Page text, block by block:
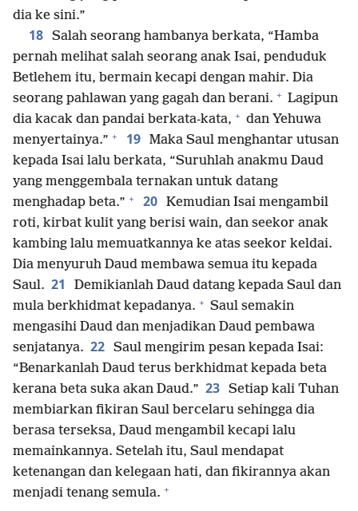
dia ke sini.”
18 Salah seorang hambanya berkata, “Hamba
pernah melihat salah seorang anak Isai, penduduk
Betlehem itu, bermain kecapi dengan mahir. Dia
seorang pahlawan yang gagah dan berani. + Lagipun
dia kacak dan pandai berkata-kata, + dan Yehuwa
menyertainya.” + 19 Maka Saul menghantar utusan
kepada Isai lalu berkata, “Suruhlah anakmu Daud
yang menggembala ternakan untuk datang
menghadap beta.” + 20 Kemudian Isai mengambil
roti, kirbat kulit yang berisi wain, dan seekor anak
kambing lalu memuatkannya ke atas seekor keldai.
Dia menyuruh Daud membawa semua itu kepada
Saul. 21
Demikianlah Daud datang kepada Saul dan
mula berkhidmat kepadanya. + Saul semakin
mengasihi Daud dan menjadikan Daud pembawa
senjatanya. 22 Saul mengirim pesan kepada Isai:
“Benarkanlah Daud terus berkhidmat kepada beta
kerana beta suka akan Daud.” 23 Setiap kali Tuhan
membiarkan fikiran Saul bercelaru sehingga dia
berasa terseksa, Daud mengambil kecapi lalu
memainkannya. Setelah itu, Saul mendapat
ketenangan dan kelegaan hati, dan fikirannya akan
menjadi tenang semula. +